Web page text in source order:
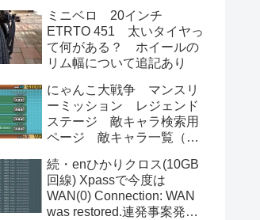
た方が良いです。
ミニベロ 20インチ
ETRTO 451 太いタイヤっ
て何がある？ ホイールの
リム幅について追記あり
にゃんこ大戦争 マンスリ
ーミッション レジェンド
ステージ 敵キャラ検索用
ページ 敵キャラ一覧（属
ス出現曜日一覧
続・enひかりクロス(10GB
回線) Xpassで今度は
WAN(0) Connection: WAN
was restored.連発事案発